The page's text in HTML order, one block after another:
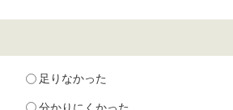
足りなかった
分かりにくかった